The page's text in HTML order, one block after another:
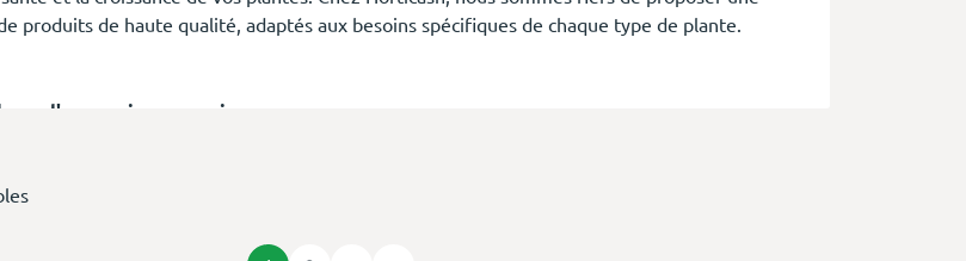
produits de haute qualité, adaptés aux besoins spécifiques de chaque type de plante.
d'une croissance saine
fibre naturelle. Ils offrent une structure aérée et drainante, favorisant ainsi le